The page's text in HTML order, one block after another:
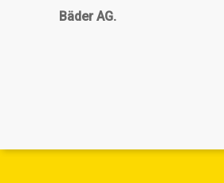
Bäder AG.